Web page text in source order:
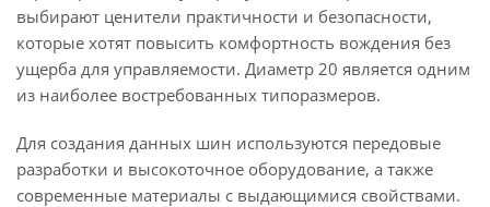
выбирают ценители практичности и безопасности,
которые хотят повысить комфортность вождения без
ущерба для управляемости. Диаметр 20 является одним
из наиболее востребованных типоразмеров.
Для создания данных шин используются передовые
разработки и высокоточное оборудование, а также
современные материалы с выдающимися свойствами.